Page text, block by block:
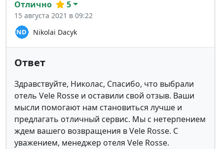
Nikolai Dacyk
Отлично 5
15 августа 2021 в 09:22
Ответ
Здравствуйте, Николас, Спасибо, что выбрали
отель Vele Rosse и оставили свой отзыв. Ваши
мысли помогают нам становиться лучше и
предлагать отличный сервис. Мы с нетерпением
ждем вашего возвращения в Vele Rosse. С
уважением, менеджер отеля Vele Rosse.